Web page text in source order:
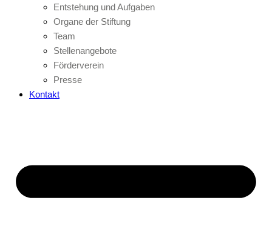
Entstehung und Aufgaben
Organe der Stiftung
Team
Stellenangebote
Förderverein
Presse
Kontakt